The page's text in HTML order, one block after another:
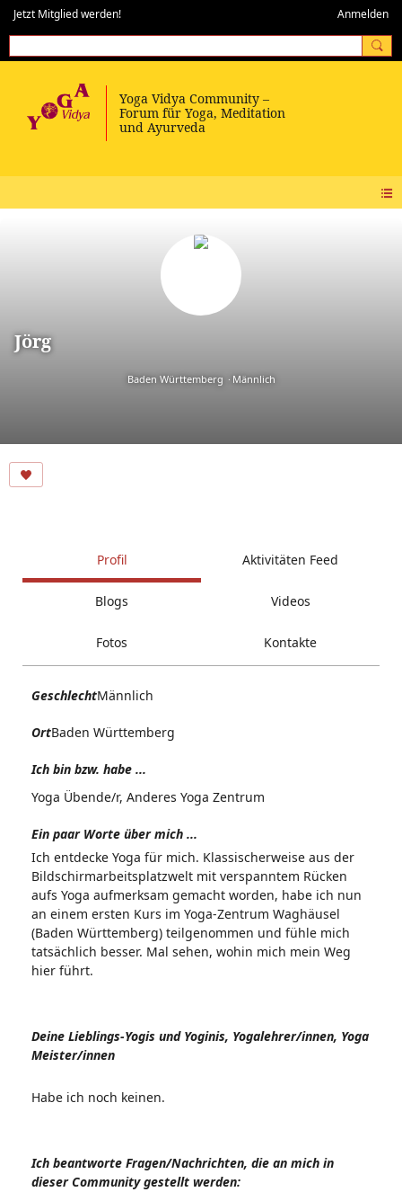
Jetzt Mitglied werden! Anmelden
Jörg
Baden Württemberg Männlich
Profil Aktivitäten Feed
Blogs Videos
Fotos Kontakte
GeschlechtMännlich
OrtBaden Württemberg
Ich bin bzw. habe ...
Yoga Übende/r, Anderes Yoga Zentrum
Ein paar Worte über mich ...
Ich entdecke Yoga für mich. Klassischerweise aus der
Bildschirmarbeitsplatzwelt mit verspanntem Rücken
aufs Yoga aufmerksam gemacht worden, habe ich nun
an einem ersten Kurs im Yoga-Zentrum Waghäusel
(Baden Württemberg) teilgenommen und fühle mich
tatsächlich besser. Mal sehen, wohin mich mein Weg
hier führt.
Deine Lieblings-Yogis und Yoginis, Yogalehrer/innen, Yoga
Meister/innen
Habe ich noch keinen.
Ich beantworte Fragen/Nachrichten, die an mich in
dieser Community gestellt werden: